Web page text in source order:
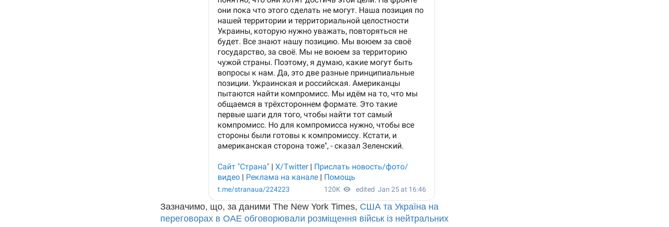
Зазначимо, що, за даними The New York Times, США та Україна на
переговорах в ОАЕ обговорювали розміщення військ із нейтральних